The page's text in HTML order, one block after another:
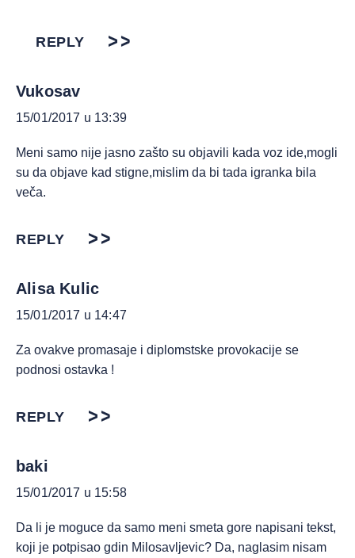
REPLY
Vukosav
15/01/2017 u 13:39
Meni samo nije jasno zašto su objavili kada voz ide,mogli
su da objave kad stigne,mislim da bi tada igranka bila
veča.
REPLY
Alisa Kulic
15/01/2017 u 14:47
Za ovakve promasaje i diplomstske provokacije se
podnosi ostavka !
REPLY
baki
15/01/2017 u 15:58
Da li je moguce da samo meni smeta gore napisani tekst,
koji je potpisao gdin Milosavljevic? Da, naglasim nisam